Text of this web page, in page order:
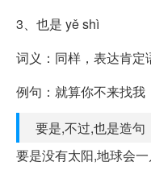
3、也是 yě shì
词义：同样，表达肯定
例句：就算你不来找我
要是,不过,也是造句
要是没有太阳,地球会